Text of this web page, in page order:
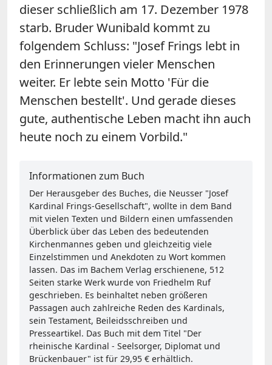
dieser schließlich am 17. Dezember 1978
starb. Bruder Wunibald kommt zu
folgendem Schluss: "Josef Frings lebt in
den Erinnerungen vieler Menschen
weiter. Er lebte sein Motto 'Für die
Menschen bestellt'. Und gerade dieses
gute, authentische Leben macht ihn auch
heute noch zu einem Vorbild."
Informationen zum Buch
Der Herausgeber des Buches, die Neusser "Josef
Kardinal Frings-Gesellschaft", wollte in dem Band
mit vielen Texten und Bildern einen umfassenden
Überblick über das Leben des bedeutenden
Kirchenmannes geben und gleichzeitig viele
Einzelstimmen und Anekdoten zu Wort kommen
lassen. Das im Bachem Verlag erschienene, 512
Seiten starke Werk wurde von Friedhelm Ruf
geschrieben. Es beinhaltet neben größeren
Passagen auch zahlreiche Reden des Kardinals,
sein Testament, Beileidsschreiben und
Presseartikel. Das Buch mit dem Titel "Der
rheinische Kardinal - Seelsorger, Diplomat und
Brückenbauer" ist für 29,95 € erhältlich.